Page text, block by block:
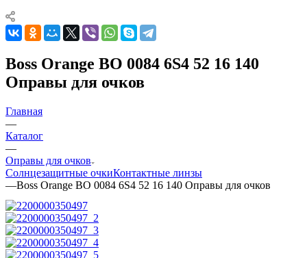
Boss Orange BO 0084 6S4 52 16 140
Оправы для очков
Главная
—
Каталог
—
Оправы для очков
Солнцезащитные очкиКонтактные линзы
—Boss Orange BO 0084 6S4 52 16 140 Оправы для очков